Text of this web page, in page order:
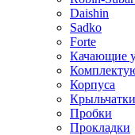
Daishin
Sadko
Forte
Качающие
Корпуса
Крыльчатки
Пробки
Прокладки